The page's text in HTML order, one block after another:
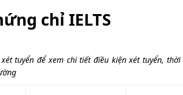
chỉ IELTS
tuyển để xem chi tiết điều kiện xét tuyển, thời